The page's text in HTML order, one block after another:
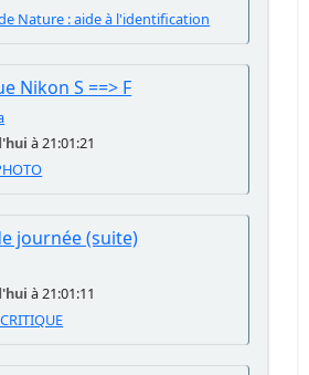
Nature : aide à l'identification
Nikon S ==> F
à 21:01:21
journée (suite)
à 21:01:11